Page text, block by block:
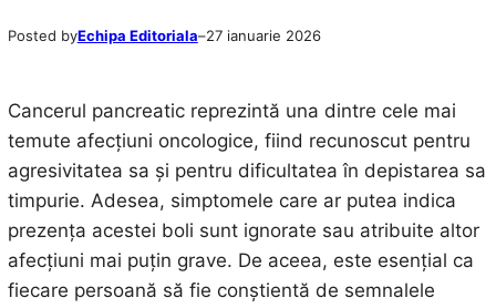
Posted byEchipa Editoriala–27 ianuarie 2026
Cancerul pancreatic reprezintă una dintre cele mai
temute afecțiuni oncologice, fiind recunoscut pentru
agresivitatea sa și pentru dificultatea în depistarea sa
timpurie. Adesea, simptomele care ar putea indica
prezența acestei boli sunt ignorate sau atribuite altor
afecțiuni mai puțin grave. De aceea, este esențial ca
fiecare persoană să fie conștientă de semnalele